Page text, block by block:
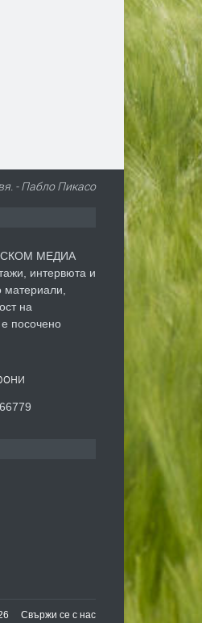
- Пабло Пикасо
ЕСКОМ МЕДИА
интервюта и
материали,
на
посочено
Свържи се с нас